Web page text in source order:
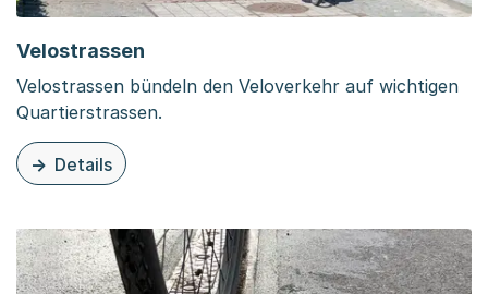
Velostrassen
Velostrassen bündeln den Veloverkehr auf wichtigen
Quartierstrassen.
Details
zu dieser Organisationsseite: Velostrassen